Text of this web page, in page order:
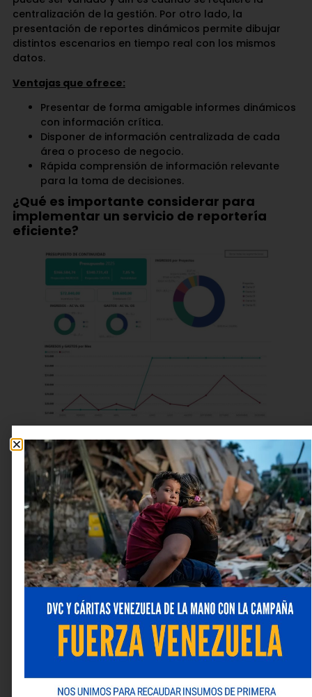
centralización de la gestión. Por otro lado, la
presentación de reportes dinámicos permite dibujar
distintos escenarios en tiempo real con los mismos
datos.
Ventajas que ofrece:
Presentar de forma amigable informes dinámicos
con información crítica.
Disponer de información centralizada de cada
área o proceso de negocio.
Rápida comprensión de información relevante
para la toma de decisiones.
¿Qué es importante considerar para
implementar un servicio de reportería
eficiente?
necesidades de reportes que se desean obtener.
Identificar la fuente de los datos que se requieren
trabajar.
Evaluar cuáles son las herramientas tecnológicas
que tiene la organización
Fomentar la capacitación de usuarios
independientes ofreciéndoles formación en
herramientas de reportería como Power BI, entre
otras.
¿Cuáles son los niveles de ayuda de una
empresa de Tecnología de Información en
el servicio de reportería?
Extracción y modelado de datos.
Diseño y creación de estructuras de datos que
para la generación de reportes.